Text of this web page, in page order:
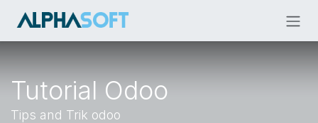
Tutorial Odoo
Tips and Trik odoo